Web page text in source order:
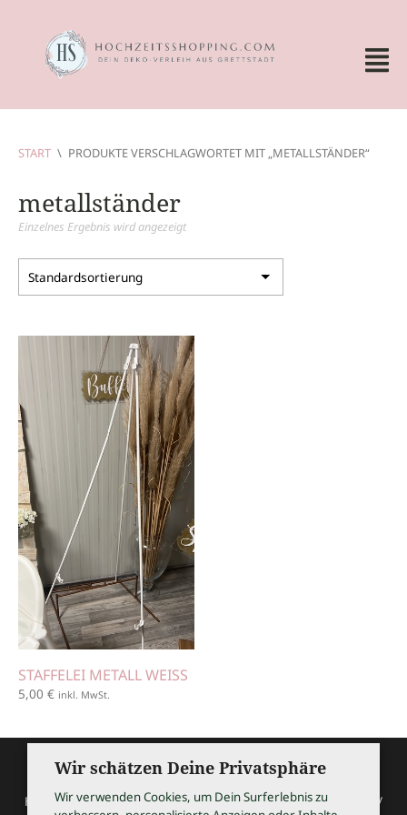
START \ PRODUKTE VERSCHLAGWORTET MIT „METALLSTÄNDER“
metallständer
Einzelnes Ergebnis wird angezeigt
STAFFELEI METALL WEISS
5,00 € inkl. MwSt.
HOCHZEITSSHOPPING / Thomas Bauer / Meßmerstraße 32 /
Wir schätzen Deine Privatsphäre
Wir verwenden Cookies, um Dein Surferlebnis zu